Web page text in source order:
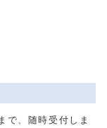
で、随時受付しま